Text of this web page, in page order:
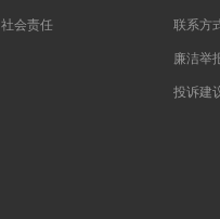
社会责任 联系方
廉洁举
投诉建